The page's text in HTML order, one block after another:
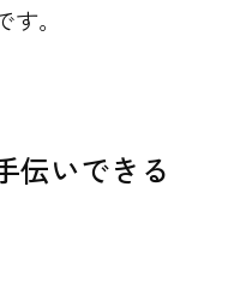
。
伝いできる